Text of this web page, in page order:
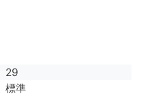
29
標準